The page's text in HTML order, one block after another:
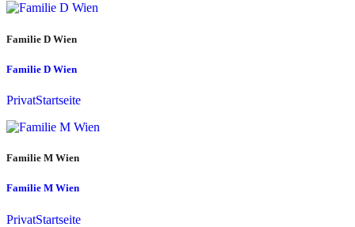
Familie D Wien
Familie D Wien
PrivatStartseite
Familie M Wien
Familie M Wien
PrivatStartseite